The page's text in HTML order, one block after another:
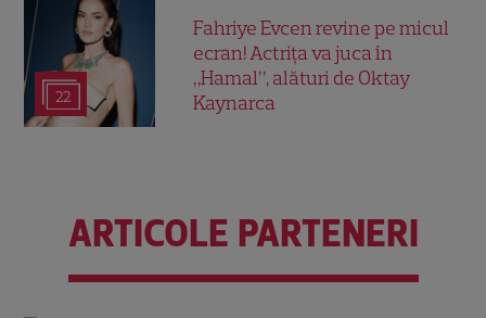
22
Fahriye Evcen revine pe micul
ecran! Actrița va juca în
„Hamal”, alături de Oktay
Kaynarca
ARTICOLE PARTENERI